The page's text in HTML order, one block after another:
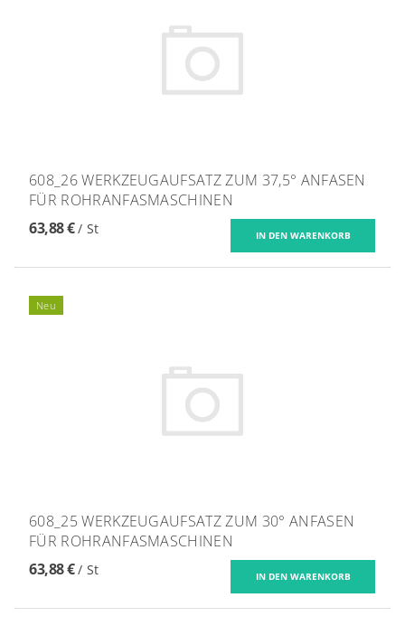
608_26 WERKZEUGAUFSATZ ZUM 37,5° ANFASEN
FÜR ROHRANFASMASCHINEN
63,88 €/ St
Neu
608_25 WERKZEUGAUFSATZ ZUM 30° ANFASEN
FÜR ROHRANFASMASCHINEN
63,88 €/ St